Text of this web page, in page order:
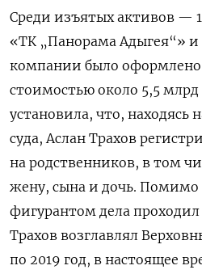
Среди изъятых активов —
«ТК „Панорама Адыгея“»
компании было
стоимостью около 5,5 млрд
установила, что, находясь
суда, Аслан Трахов
на родственников, в том
жену, сына и дочь. Помимо
фигурантом дела проходил
Трахов возглавлял
по 2019 год, в настоящее